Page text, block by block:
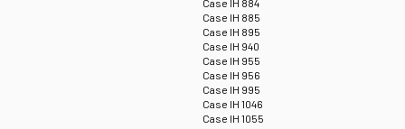
Case IH 884
Case IH 885
Case IH 895
Case IH 940
Case IH 955
Case IH 956
Case IH 995
Case IH 1046
Case IH 1055